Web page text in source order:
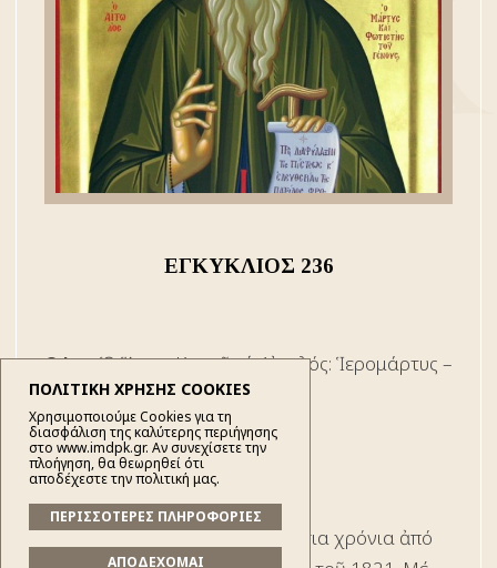
ΠΟΛΙΤΙΚΗ ΧΡΗΣΗΣ COOKIES
Χρησιμοποιούμε Cookies για τη
διασφάλιση της καλύτερης περιήγησης
στο www.imdpk.gr. Αν συνεχίσετε την
πλοήγηση, θα θεωρηθεί ότι
αποδέχεστε την πολιτική μας.
ΠΕΡΙΣΣΟΤΕΡΕΣ ΠΛΗΡΟΦΟΡΙΕΣ
ΑΠΟΔΕΧΟΜΑΙ
ΕΓΚΥΚΛΙΟΣ 236
Θέμα:Ὁ Ἅγιος Κοσμᾶς ὁ Αἰτωλός: Ἱερομάρτυς –
Ἐθναπόστολος (1714-1779)
Ἀγαπητοί μου Χριστιανοί,
Συμπληρώθηκαν, φέτος, διακόσια χρόνια ἀπό